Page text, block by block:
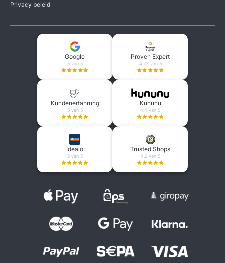
Privacy beleid
Google
5 van 5
Proven Expert
4.73 van 5
Kundenerfahrung
5 van 5
Kununu
4.4 van 5
Idealo
5 van 5
Trusted Shops
4.2 van 5